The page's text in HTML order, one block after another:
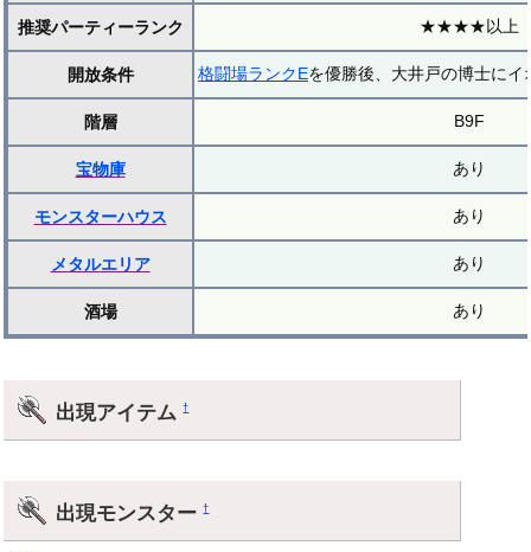
推奨パーティーランク ★★★★以上
開放条件 格闘場ランクEを優勝後、大井戸の博士に
階層 B9F
宝物庫 あり
モンスターハウス あり
メタルエリア あり
酒場 あり
出現アイテム†
出現モンスター†